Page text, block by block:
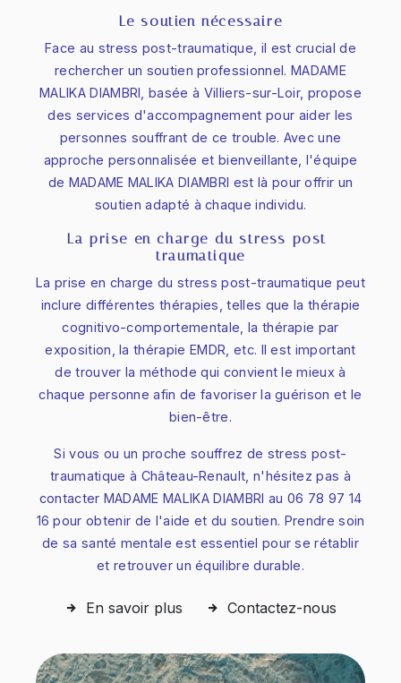
Le soutien nécessaire
Face au stress post-traumatique, il est crucial de
rechercher un soutien professionnel. MADAME
MALIKA DIAMBRI, basée à Villiers-sur-Loir, propose
des services d'accompagnement pour aider les
personnes souffrant de ce trouble. Avec une
approche personnalisée et bienveillante, l'équipe
de MADAME MALIKA DIAMBRI est là pour offrir un
soutien adapté à chaque individu.
La prise en charge du stress post-
traumatique
La prise en charge du stress post-traumatique peut
inclure différentes thérapies, telles que la thérapie
cognitivo-comportementale, la thérapie par
exposition, la thérapie EMDR, etc. Il est important
de trouver la méthode qui convient le mieux à
chaque personne afin de favoriser la guérison et le
bien-être.
Si vous ou un proche souffrez de stress post-
traumatique à Château-Renault, n'hésitez pas à
contacter MADAME MALIKA DIAMBRI au 06 78 97 14
16 pour obtenir de l'aide et du soutien. Prendre soin
de sa santé mentale est essentiel pour se rétablir
et retrouver un équilibre durable.
En savoir plus Contactez-nous